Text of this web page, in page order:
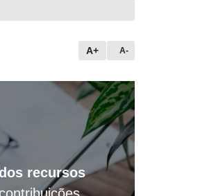
A+ A-
recursos